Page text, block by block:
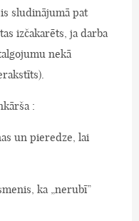
sludinājumā pat
izčakarēts, ja darba
nekā
:
un pieredze, lai
ka „nerubī”